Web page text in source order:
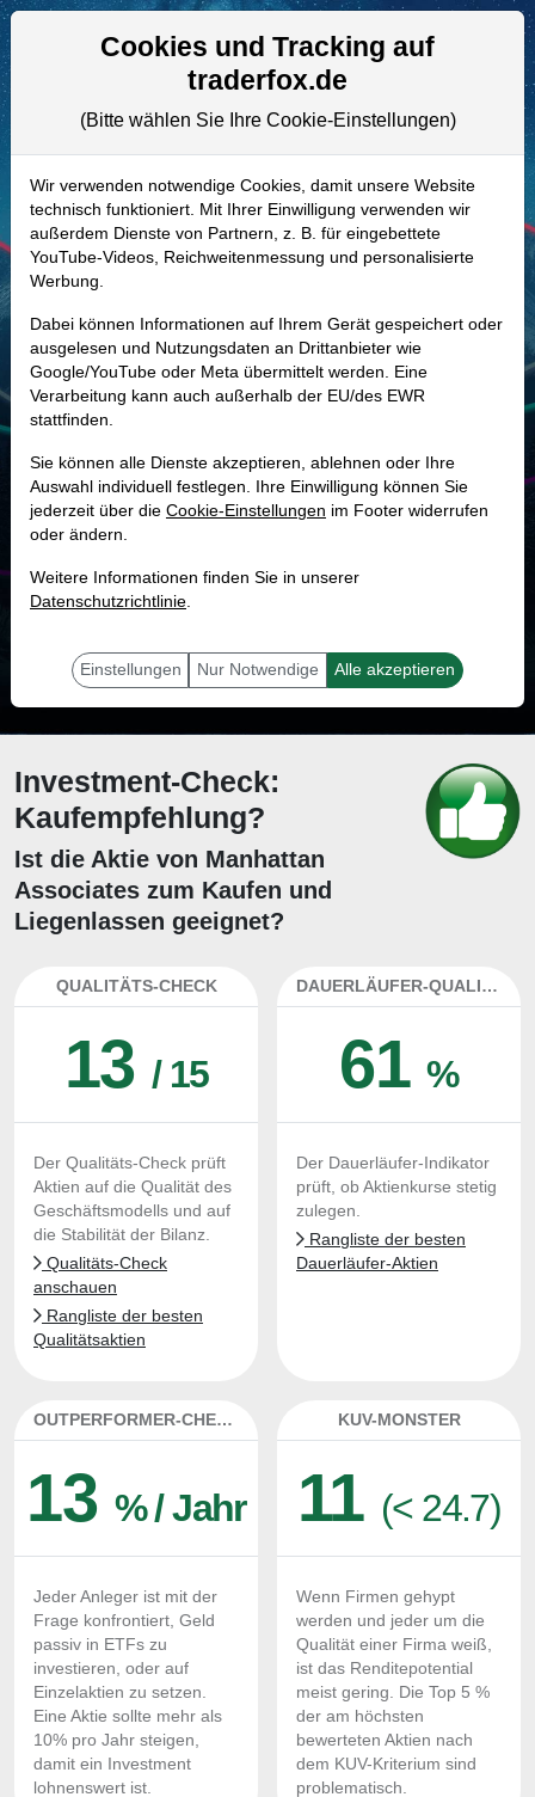
Aktien- und Artikelsuche
913804 | MANH–Manhattan
Associates Aktie
Realtime-Aktienkurs:
- - -
-
Marktkapitalisierung 11,38 Mrd. USD
Unternehmenswert
Umsatz 1,08 Mrd. USD
20.4 %
mit dieser Aktie erfolgreich sein.
Investment-Check:
Kaufempfehlung?
Ist die Aktie von Manhattan
Associates zum Kaufen und
Liegenlassen geeignet?
QUALITÄTS-CHECK
13 / 15
Der Qualitäts-Check prüft
Aktien auf die Qualität des
Geschäftsmodells und auf
die Stabilität der Bilanz.
Qualitäts-Check
anschauen
Rangliste der besten
Qualitätsaktien
DAUERLÄUFER-QUALITÄTEN
61%
Der Dauerläufer-Indikator
prüft, ob Aktienkurse stetig
zulegen.
Rangliste der besten
Dauerläufer-Aktien
OUTPERFORMER-CHECK
13 % / Jahr
Jeder Anleger ist mit der
Frage konfrontiert, Geld
passiv in ETFs zu
investieren, oder auf
Einzelaktien zu setzen.
Eine Aktie sollte mehr als
10% pro Jahr steigen,
damit ein Investment
lohnenswert ist.
KUV-MONSTER
11 (< 24.7)
Wenn Firmen gehypt
werden und jeder um die
Qualität einer Firma weiß,
ist das Renditepotential
meist gering. Die Top 5 %
der am höchsten
bewerteten Aktien nach
dem KUV-Kriterium sind
problematisch.
Cookies und Tracking auf
traderfox.de
(Bitte wählen Sie Ihre Cookie-Einstellungen)
Wir verwenden notwendige Cookies, damit unsere Website
technisch funktioniert. Mit Ihrer Einwilligung verwenden wir
außerdem Dienste von Partnern, z. B. für eingebettete
YouTube-Videos, Reichweitenmessung und personalisierte
Werbung.
Dabei können Informationen auf Ihrem Gerät gespeichert oder
ausgelesen und Nutzungsdaten an Drittanbieter wie
Google/YouTube oder Meta übermittelt werden. Eine
Verarbeitung kann auch außerhalb der EU/des EWR
stattfinden.
Sie können alle Dienste akzeptieren, ablehnen oder Ihre
Auswahl individuell festlegen. Ihre Einwilligung können Sie
jederzeit über die Cookie-Einstellungen im Footer widerrufen
oder ändern.
Weitere Informationen finden Sie in unserer
Datenschutzrichtlinie.
Einstellungen Nur Notwendige Alle akzeptieren